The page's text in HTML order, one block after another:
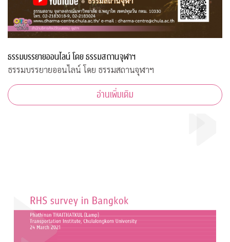
ธรรมบรรยายออนไลน์ โดย ธรรมสถานจุฬาฯ
ธรรมบรรยายออนไลน์ โดย ธรรมสถานจุฬาฯ
อ่านเพิ่มเติม